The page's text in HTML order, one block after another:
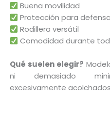
Buena movilidad
Protección para
Rodillera versátil
Comodidad durante
Qué suelen elegir?
ni demasiado
excesivamente